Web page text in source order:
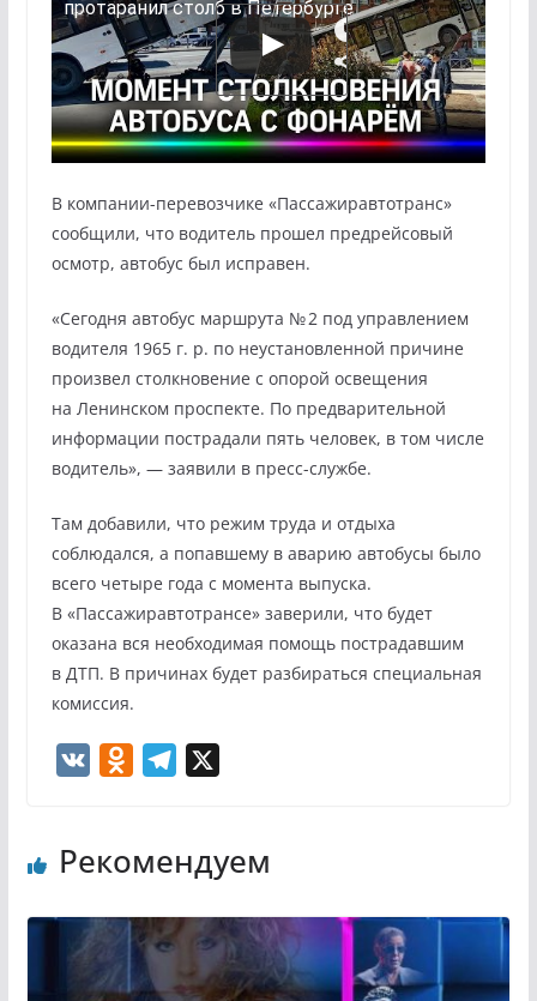
протаранил столб в Петербурге
В компании-перевозчике «Пассажиравтотранс»
сообщили, что водитель прошел предрейсовый
осмотр, автобус был исправен.
«Сегодня автобус маршрута № 2 под управлением
водителя 1965 г. р. по неустановленной причине
произвел столкновение с опорой освещения
на Ленинском проспекте. По предварительной
информации пострадали пять человек, в том числе
водитель», — заявили в пресс-службе.
Там добавили, что режим труда и отдыха
соблюдался, а попавшему в аварию автобусы было
всего четыре года с момента выпуска.
В «Пассажиравтотрансе» заверили, что будет
оказана вся необходимая помощь пострадавшим
в ДТП. В причинах будет разбираться специальная
комиссия.
o
l
s
e
r
m
Рекомендуем